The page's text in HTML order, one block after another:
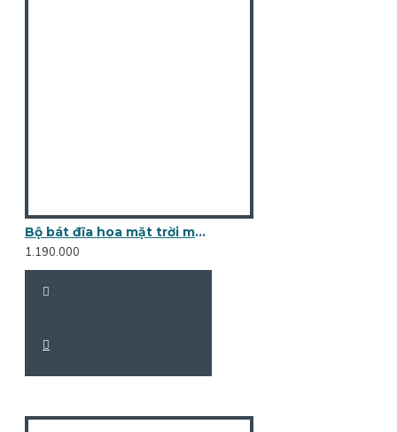
Bộ bát đĩa hoa mặt trời men rạn vẽ hoa sen DA02
1.190.000